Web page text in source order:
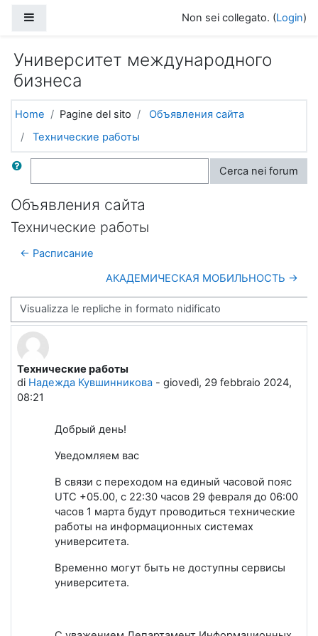
Non sei collegato. (Login)
Университет международного
бизнеса
Home Pagine del sito
Объявления сайта
Технические работы
Cerca Cerca nei forum
Объявления сайта
Технические работы
← Расписание
АКАДЕМИЧЕСКАЯ МОБИЛЬНОСТЬ →
Modalità visualizzazione
Технические работы
di Надежда Кувшинникова - giovedì, 29 febbraio 2024,
08:21
Numero di risposte: 0
Добрый день!
Уведомляем вас
В связи с переходом на единый часовой пояс
UTC +05.00, с 22:30 часов 29 февраля до 06:00
часов 1 марта будут проводиться технические
работы на информационных системах
университета.
Временно могут быть не доступны сервисы
университета.